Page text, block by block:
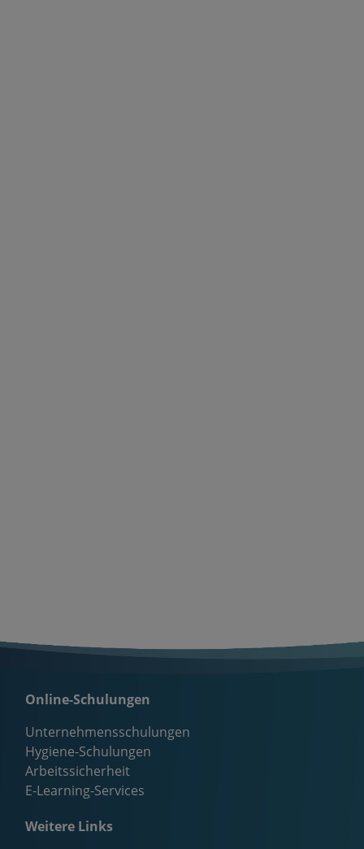
Online-Schulungen
Unternehmensschulungen
Hygiene-Schulungen
Arbeitssicherheit
E-Learning-Services
Weitere Links